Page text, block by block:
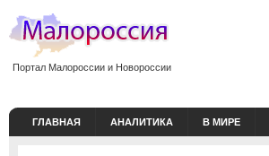
Портал Малороссии и Новороссии
ГЛАВНАЯ АНАЛИТИКА В МИРЕ